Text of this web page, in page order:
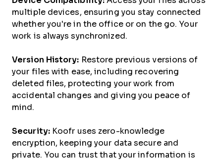
multiple devices, ensuring you stay connected
whether you're in the office or on the go. Your
work is always synchronized.
Version History: Restore previous versions of
your files with ease, including recovering
deleted files, protecting your work from
accidental changes and giving you peace of
mind.
Security:Koofr uses zero-knowledge
encryption, keeping your data secure and
private. You can trust that your information is